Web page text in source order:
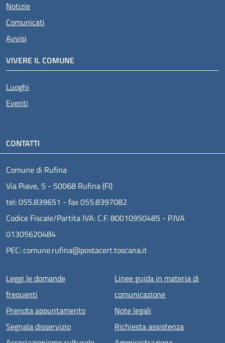
Notizie
Comunicati
Avvisi
VIVERE IL COMUNE
Luoghi
Eventi
CONTATTI
Comune di Rufina
Via Piave, 5 - 50068 Rufina (FI)
tel: 055.839651 - fax 055.8397082
Codice Fiscale/Partita IVA: C.F. 80010950485 - P.IVA
01305620484
PEC: comune.rufina@postacert.toscana.it
Menu piè di pagina
Leggi le domande
frequenti
Prenota appuntamento
Segnala disservizio
Linee guida in materia di
comunicazione
Note legali
Richiesta assistenza